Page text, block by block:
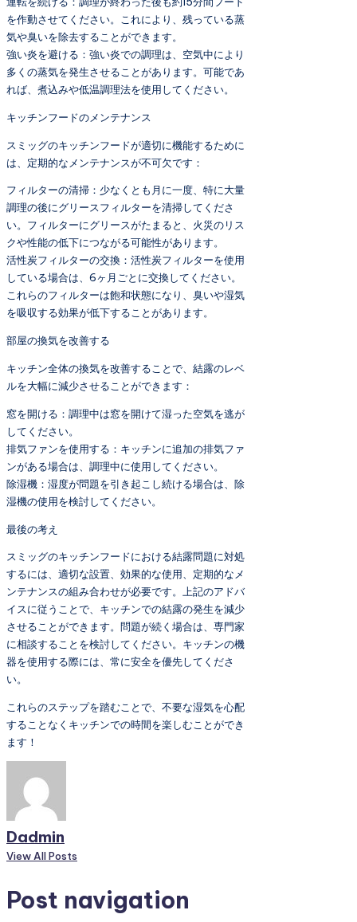
を作動させてください。これにより、残っている蒸
気や臭いを除去することができます。
強い炎を避ける：強い炎での調理は、空気中により
多くの蒸気を発生させることがあります。可能であ
れば、煮込みや低温調理法を使用してください。
キッチンフードのメンテナンス
スミッグのキッチンフードが適切に機能するために
は、定期的なメンテナンスが不可欠です：
フィルターの清掃：少なくとも月に一度、特に大量
調理の後にグリースフィルターを清掃してくださ
い。フィルターにグリースがたまると、火災のリス
クや性能の低下につながる可能性があります。
活性炭フィルターの交換：活性炭フィルターを使用
している場合は、6ヶ月ごとに交換してください。
これらのフィルターは飽和状態になり、臭いや湿気
を吸収する効果が低下することがあります。
部屋の換気を改善する
キッチン全体の換気を改善することで、結露のレベ
ルを大幅に減少させることができます：
窓を開ける：調理中は窓を開けて湿った空気を逃が
してください。
排気ファンを使用する：キッチンに追加の排気ファ
ンがある場合は、調理中に使用してください。
除湿機：湿度が問題を引き起こし続ける場合は、除
湿機の使用を検討してください。
最後の考え
スミッグのキッチンフードにおける結露問題に対処
するには、適切な設置、効果的な使用、定期的なメ
ンテナンスの組み合わせが必要です。上記のアドバ
イスに従うことで、キッチンでの結露の発生を減少
させることができます。問題が続く場合は、専門家
に相談することを検討してください。キッチンの機
器を使用する際には、常に安全を優先してくださ
い。
これらのステップを踏むことで、不要な湿気を心配
することなくキッチンでの時間を楽しむことができ
ます！
Dadmin
View All Posts
Post navigation